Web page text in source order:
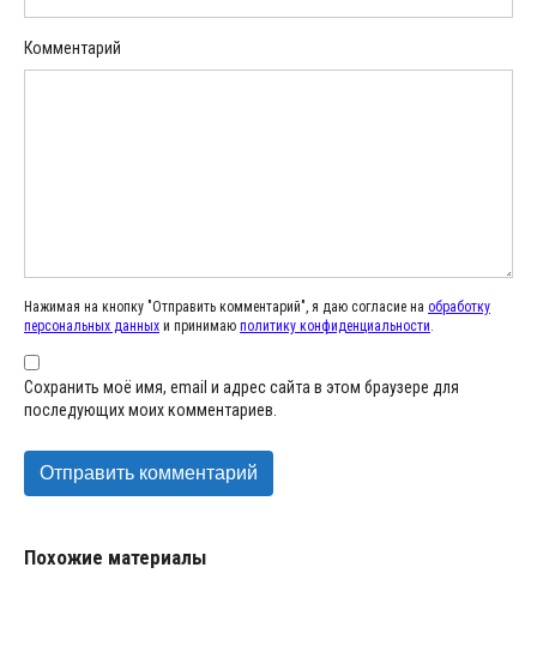
Комментарий
Нажимая на кнопку "Отправить комментарий", я даю согласие на обработку
персональных данных и принимаю политику конфиденциальности.
Сохранить моё имя, email и адрес сайта в этом браузере для
последующих моих комментариев.
Похожие материалы